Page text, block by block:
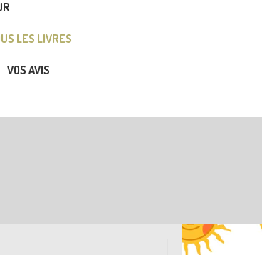
LES LIVRES
VOS AVIS